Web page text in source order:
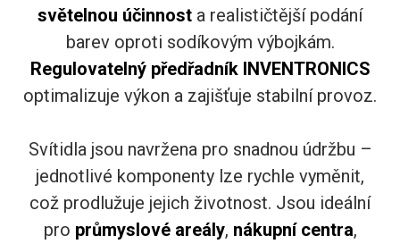
světelnou účinnost a realističtější podání
barev oproti sodíkovým výbojkám.
Regulovatelný předřadník INVENTRONICS
optimalizuje výkon a zajišťuje stabilní provoz.
Svítidla jsou navržena pro snadnou údržbu –
jednotlivé komponenty lze rychle vyměnit,
což prodlužuje jejich životnost. Jsou ideální
pro průmyslové areály, nákupní centra,